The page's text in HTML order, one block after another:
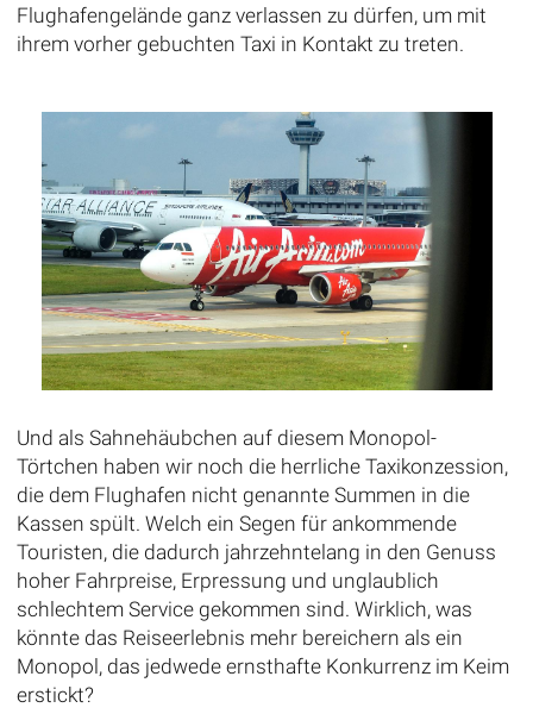
Flughafengelände ganz verlassen zu dürfen, um mit
ihrem vorher gebuchten Taxi in Kontakt zu treten.
Und als Sahnehäubchen auf diesem Monopol-
Törtchen haben wir noch die herrliche Taxikonzession,
die dem Flughafen nicht genannte Summen in die
Kassen spült. Welch ein Segen für ankommende
Touristen, die dadurch jahrzehntelang in den Genuss
hoher Fahrpreise, Erpressung und unglaublich
schlechtem Service gekommen sind. Wirklich, was
könnte das Reiseerlebnis mehr bereichern als ein
Monopol, das jedwede ernsthafte Konkurrenz im Keim
erstickt?